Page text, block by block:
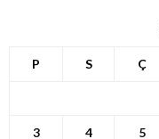
P S Ç
3 4 5